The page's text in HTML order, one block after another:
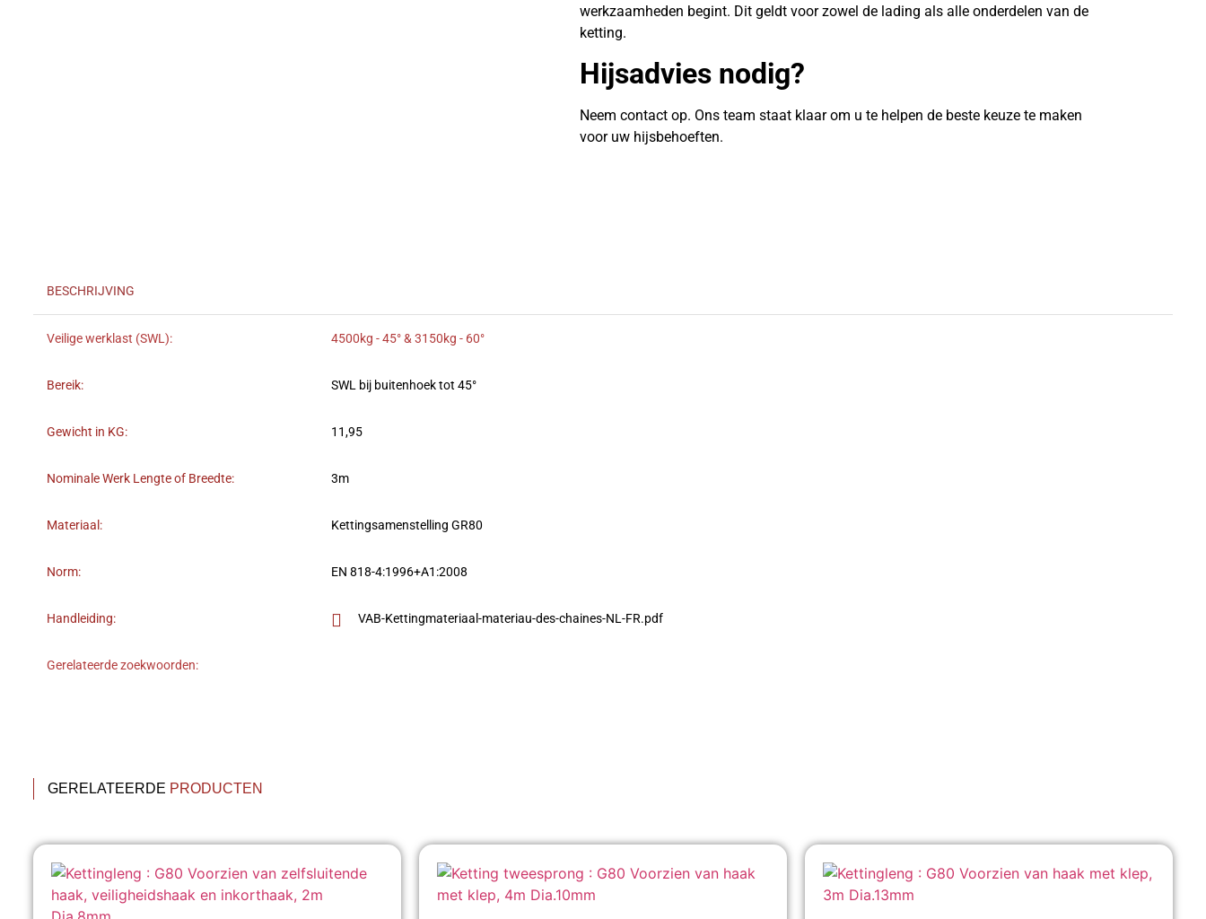
werkzaamheden begint. Dit geldt voor zowel de lading als alle onderdelen van de
ketting.
Hijsadvies nodig?
Neem contact op. Ons team staat klaar om u te helpen de beste keuze te maken
voor uw hijsbehoeften.
BESCHRIJVING
Veilige werklast (SWL): 4500kg - 45° & 3150kg - 60°
Bereik: SWL bij buitenhoek tot 45°
Gewicht in KG: 11,95
Nominale Werk Lengte of Breedte: 3m
Materiaal: Kettingsamenstelling GR80
Norm: EN 818-4:1996+A1:2008
Handleiding: VAB-Kettingmateriaal-materiau-des-chaines-NL-FR.pdf
Gerelateerde zoekwoorden:
GERELATEERDE PRODUCTEN